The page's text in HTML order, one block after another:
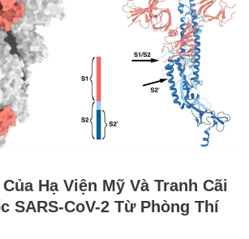
Hạ Viện Mỹ Và Tranh Cãi
SARS-CoV-2 Từ Phòng Thí